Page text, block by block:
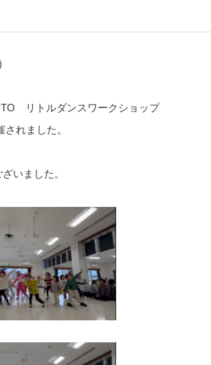
リトルダンスワークショップ
れました。
いました。